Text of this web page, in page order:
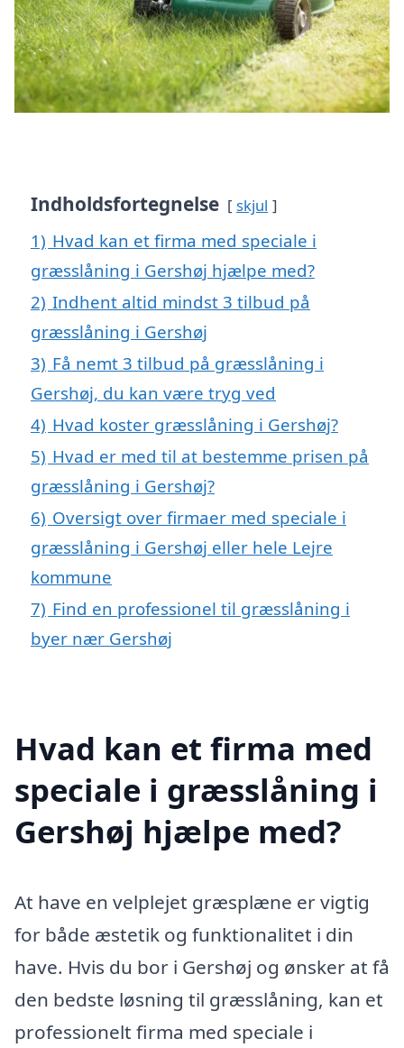
Indholdsfortegnelse skjul
1) Hvad kan et firma med speciale i
græsslåning i Gershøj hjælpe med?
2) Indhent altid mindst 3 tilbud på
græsslåning i Gershøj
3) Få nemt 3 tilbud på græsslåning i
Gershøj, du kan være tryg ved
4) Hvad koster græsslåning i Gershøj?
5) Hvad er med til at bestemme prisen på
græsslåning i Gershøj?
6) Oversigt over firmaer med speciale i
græsslåning i Gershøj eller hele Lejre
kommune
7) Find en professionel til græsslåning i
byer nær Gershøj
Hvad kan et firma med
speciale i græsslåning i
Gershøj hjælpe med?
At have en velplejet græsplæne er vigtig
for både æstetik og funktionalitet i din
have. Hvis du bor i Gershøj og ønsker at få
den bedste løsning til græsslåning, kan et
professionelt firma med speciale i